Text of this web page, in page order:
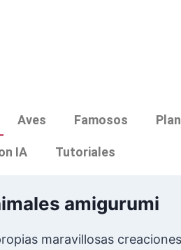
Aves Famosos
IA Tutoriales
amigurumi
maravillosas